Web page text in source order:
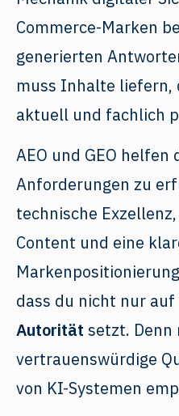
Commerce-Marken
generierten
muss Inhalte liefern,
aktuell und fachlich
AEO und GEO helfen
Anforderungen zu
technische
Content und eine
dass du nicht nur
Autorität setzt. Denn
vertrauenswürdige
von KI-Systemen